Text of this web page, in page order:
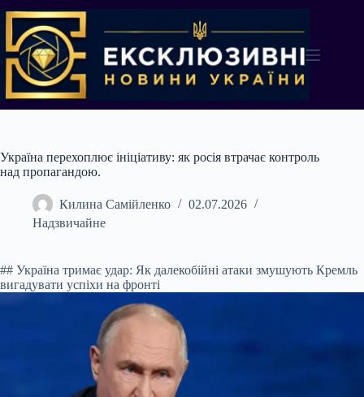
до
вмісту
Україна перехоплює ініціативу: як росія втрачає контроль
над пропагандою.
Килина Самійленко
02.07.2026
Надзвичайне
## Україна тримає удар: Як далекобійні атаки змушують Кремль
вигадувати успіхи на фронті